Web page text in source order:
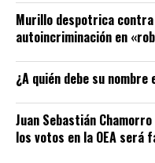
Murillo despotrica contra
autoincriminación en
¿A quién debe su
Juan Sebastián
los votos en la OEA será